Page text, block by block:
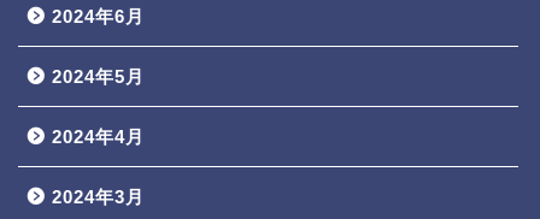
2024年6月
2024年5月
2024年4月
2024年3月